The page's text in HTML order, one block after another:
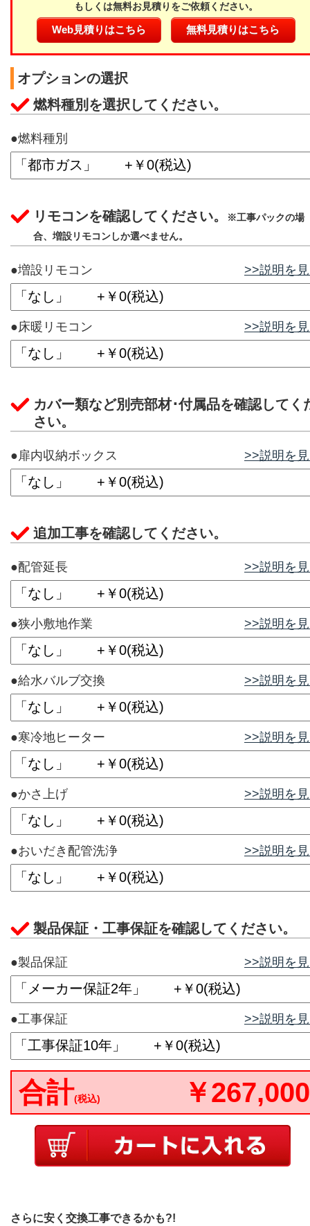
もしくは無料お見積りをご依頼ください。
Web見積りはこちら 無料見積りはこちら
オプションの選択
燃料種別を選択してください。
●燃料種別
リモコンを確認してください。
※工事パックの場
合、増設リモコンしか選べません。
●増設リモコン >>説明を
●床暖リモコン >>説明を
カバー類など別売部材･付属品を確認してく
さい。
●扉内収納ボックス >>説明を
追加工事を確認してください。
●配管延長 >>説明を
●狭小敷地作業 >>説明を
●給水バルブ交換 >>説明を
●寒冷地ヒーター >>説明を
●かさ上げ >>説明を
●おいだき配管洗浄 >>説明を
製品保証・工事保証を確認してください。
●製品保証 >>説明を
●工事保証 >>説明を
合計(税込) ￥267,000
さらに安く交換工事できるかも?!